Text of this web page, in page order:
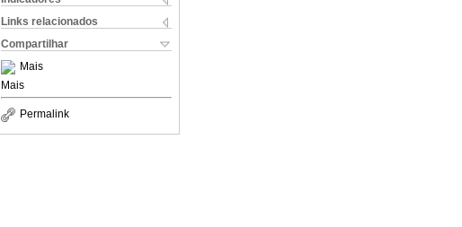
Links relacionados
Compartilhar
Mais
Mais
Permalink